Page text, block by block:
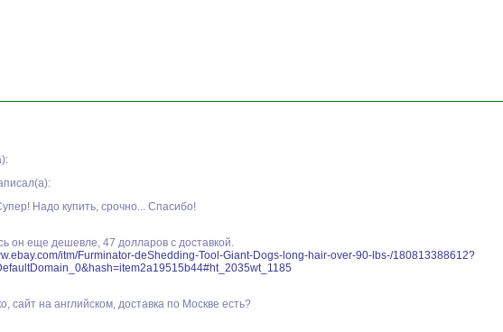
Надо купить, срочно... Спасибо!
он еще дешевле, 47 долларов с доставкой.
itm/Furminator-deShedding-Tool-Giant-Dogs-long-hair-over-90-lbs-/180813388612?
сайт на английском, доставка по Москве есть?